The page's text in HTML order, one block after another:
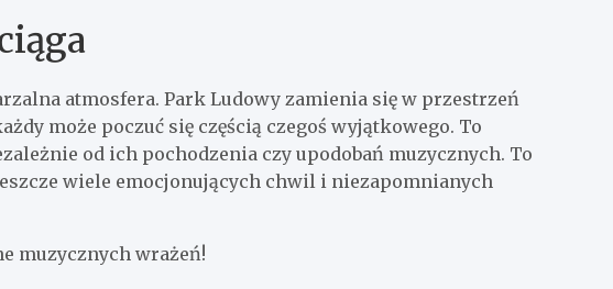
atmosfera. Park Ludowy zamienia się w przestrzeń
może poczuć się częścią czegoś wyjątkowego. To
od ich pochodzenia czy upodobań muzycznych. To
wiele emocjonujących chwil i niezapomnianych
muzycznych wrażeń!